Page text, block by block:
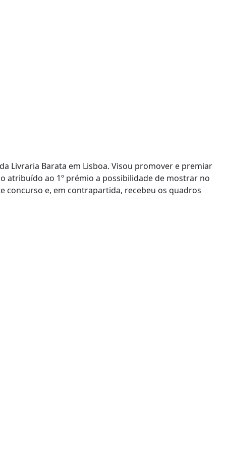
Livraria Barata em Lisboa. Visou promover e premiar
atribuído ao 1º prémio a possibilidade de mostrar no
concurso e, em contrapartida, recebeu os quadros